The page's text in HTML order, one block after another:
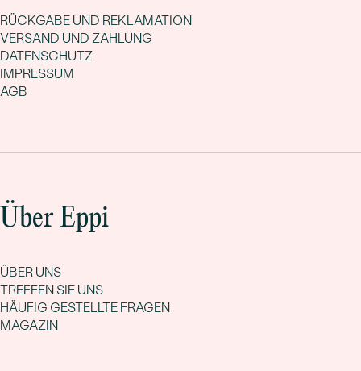
RÜCKGABE UND REKLAMATION
VERSAND UND ZAHLUNG
DATENSCHUTZ
IMPRESSUM
AGB
Über Eppi
ÜBER UNS
TREFFEN SIE UNS
HÄUFIG GESTELLTE FRAGEN
MAGAZIN